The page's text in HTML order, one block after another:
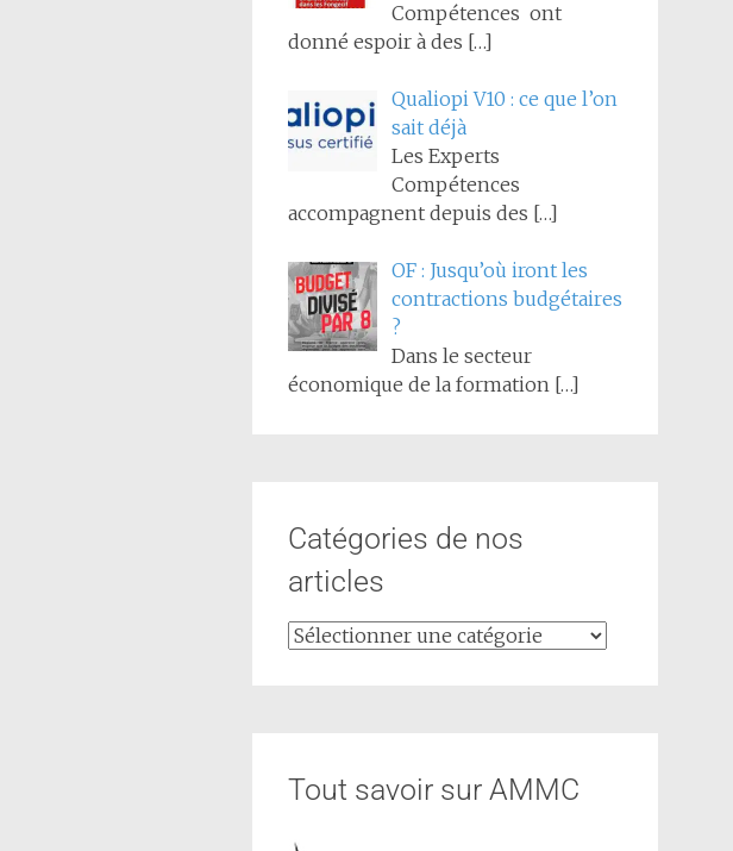
Compétences ont
donné espoir à des […]
Qualiopi V10 : ce que l’on
sait déjà
Les Experts
Compétences
accompagnent depuis des […]
OF : Jusqu’où iront les
contractions budgétaires
?
Dans le secteur
économique de la formation […]
Catégories de nos
articles
Tout savoir sur AMMC